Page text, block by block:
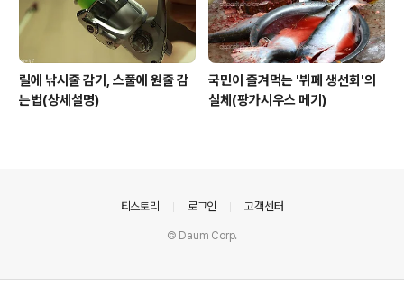
릴에 낚시줄 감기, 스풀에 원줄 감
는법(상세설명)
국민이 즐겨먹는 '뷔페 생선회'의
실체(팡가시우스 메기)
티스토리 로그인 고객센터
© Daum Corp.